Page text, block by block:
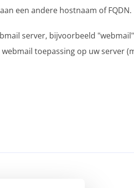
een andere hostnaam of FQDN.
server, bijvoorbeeld
toepassing op uw server